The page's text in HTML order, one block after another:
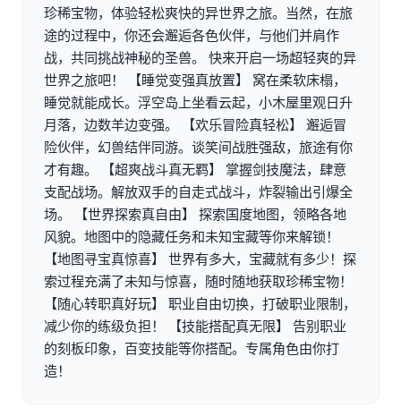
珍稀宝物，体验轻松爽快的异世界之旅。当然，在旅
途的过程中，你还会邂逅各色伙伴，与他们并肩作
战，共同挑战神秘的圣兽。 快来开启一场超轻爽的异
世界之旅吧！ 【睡觉变强真放置】 窝在柔软床榻，
睡觉就能成长。浮空岛上坐看云起，小木屋里观日升
月落，边数羊边变强。 【欢乐冒险真轻松】 邂逅冒
险伙伴，幻兽结伴同游。谈笑间战胜强敌，旅途有你
才有趣。 【超爽战斗真无羁】 掌握剑技魔法，肆意
支配战场。解放双手的自走式战斗，炸裂输出引爆全
场。 【世界探索真自由】 探索国度地图，领略各地
风貌。地图中的隐藏任务和未知宝藏等你来解锁！
【地图寻宝真惊喜】 世界有多大，宝藏就有多少！探
索过程充满了未知与惊喜，随时随地获取珍稀宝物！
【随心转职真好玩】 职业自由切换，打破职业限制，
减少你的练级负担！ 【技能搭配真无限】 告别职业
的刻板印象，百变技能等你搭配。专属角色由你打
造！